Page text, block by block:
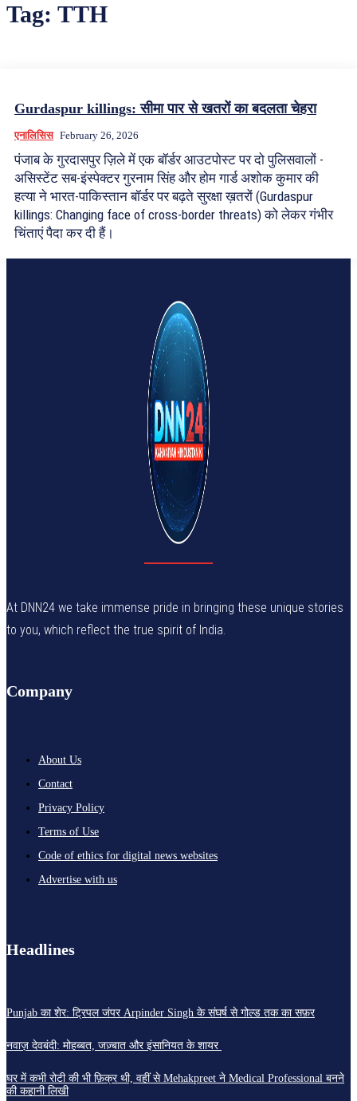
Tag: TTH
Gurdaspur killings: सीमा पार से खतरों का बदलता चेहरा
एनालिसिस February 26, 2026
पंजाब के गुरदासपुर ज़िले में एक बॉर्डर आउटपोस्ट पर दो पुलिसवालों -
असिस्टेंट सब-इंस्पेक्टर गुरनाम सिंह और होम गार्ड अशोक कुमार की
हत्या ने भारत-पाकिस्तान बॉर्डर पर बढ़ते सुरक्षा ख़तरों (Gurdaspur
killings: Changing face of cross-border threats) को लेकर गंभीर
चिंताएं पैदा कर दी हैं।
At DNN24 we take immense pride in bringing these unique stories
to you, which reflect the true spirit of India.
Company
About Us
Contact
Privacy Policy
Terms of Use
Code of ethics for digital news websites
Advertise with us
Headlines
Punjab का शेर: ट्रिपल जंपर Arpinder Singh के संघर्ष से गोल्ड तक का सफ़र
नवाज़ देवबंदी: मोहब्बत, जज़्बात और इंसानियत के शायर
घर में कभी रोटी की भी फ़िक्र थी, वहीं से Mehakpreet ने Medical Professional बनने
की कहानी लिखी